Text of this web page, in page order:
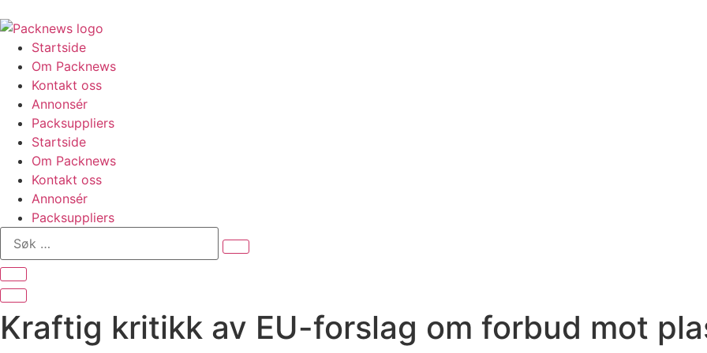
to
contentStartside
Om Packnews
Kontakt oss
Annonsér
Packsuppliers
Startside
Om Packnews
Kontakt oss
Annonsér
Packsuppliers
Søk
Kraftig kritikk av EU-forslag om forbud mot